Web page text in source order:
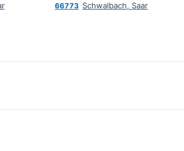
66773 Schwalbach, Saar